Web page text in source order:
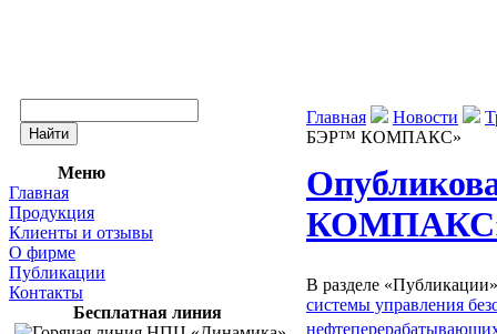
Меню
Главная
Продукция
Клиенты и отзывы
О фирме
Публикации
Контакты
Бесплатная линия
Главная Новости
БЭР™ КОМПАКС»
В разделе
системы управления